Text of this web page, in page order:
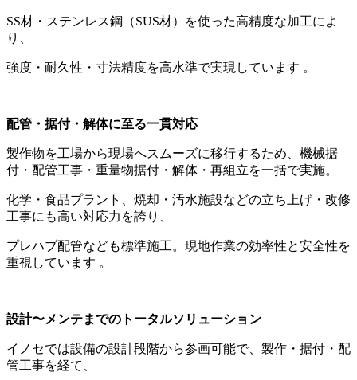
SS材・ステンレス鋼（SUS材）を使った高精度な加工によ
り、
強度・耐久性・寸法精度を高水準で実現しています 。
配管・据付・解体に至る一貫対応
製作物を工場から現場へスムーズに移行するため、機械据
付・配管工事・重量物据付・解体・再組立を一括で実施。
化学・食品プラント、焼却・汚水施設などの立ち上げ・改修
工事にも高い対応力を誇り、
プレハブ配管なども標準施工。現地作業の効率性と安全性を
重視しています 。
設計〜メンテまでのトータルソリューション
イノセでは設備の設計段階から参画可能で、製作・据付・配
管工事を経て、